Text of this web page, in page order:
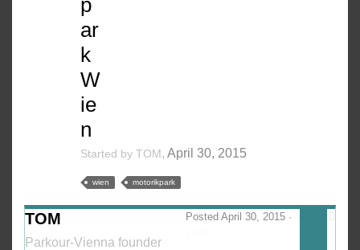
ar
k
W
ie
n
Started by TOM, April 30, 2015
wien motorikpark
TOM
Parkour-Vienna founder
Posted April 30, 2015 ·